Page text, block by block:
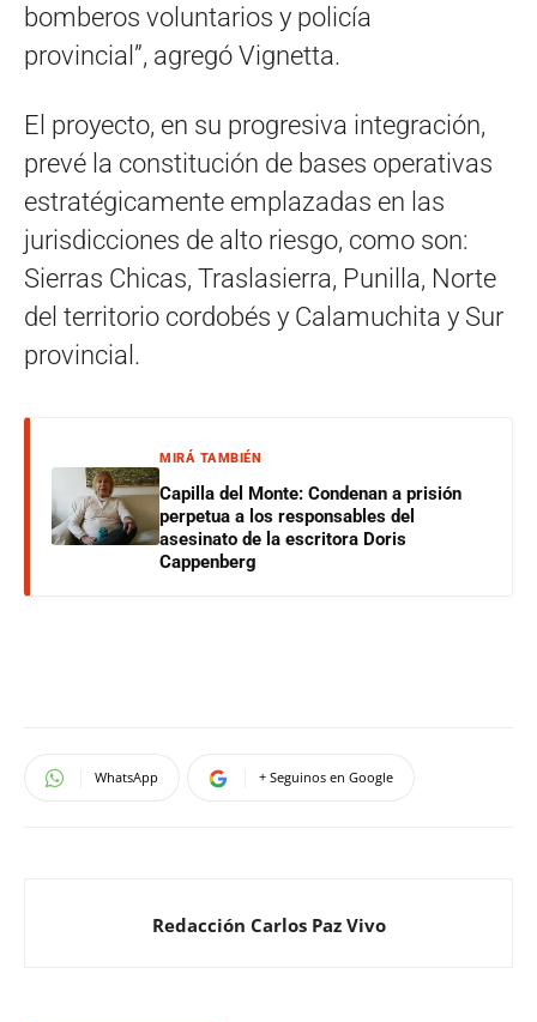
bomberos voluntarios y policía
provincial”, agregó Vignetta.
El proyecto, en su progresiva integración,
prevé la constitución de bases operativas
estratégicamente emplazadas en las
jurisdicciones de alto riesgo, como son:
Sierras Chicas, Traslasierra, Punilla, Norte
del territorio cordobés y Calamuchita y Sur
provincial.
MIRÁ TAMBIÉN
Capilla del Monte: Condenan a prisión
perpetua a los responsables del
asesinato de la escritora Doris
Cappenberg
WhatsApp + Seguinos en Google
Redacción Carlos Paz Vivo